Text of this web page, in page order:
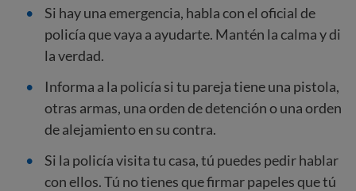
Si hay una emergencia, habla con el oficial de
policía que vaya a ayudarte. Mantén la calma y di
la verdad.
Informa a la policía si tu pareja tiene una pistola,
otras armas, una orden de detención o una orden
de alejamiento en su contra.
Si la policía visita tu casa, tú puedes pedir hablar
con ellos. Tú no tienes que firmar papeles que tú